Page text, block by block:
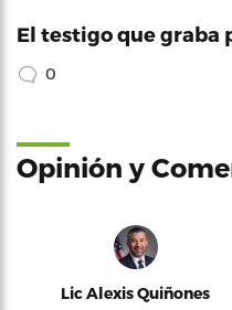
El testigo que graba
0
Opinión y
Lic Alexis Quiñones